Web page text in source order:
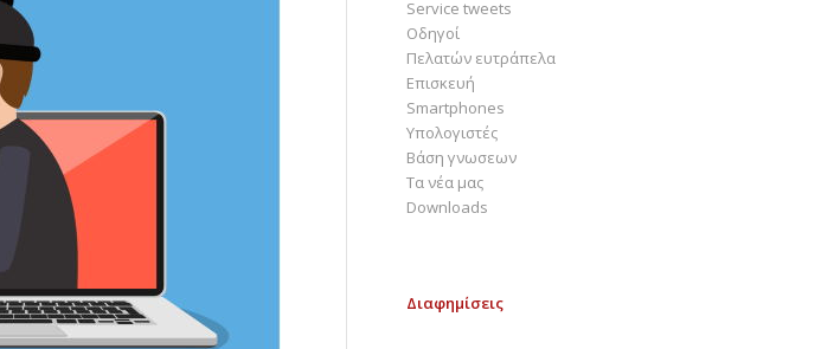
Service tweets
Οδηγοί
Πελατών ευτράπελα
Επισκευή
Smartphones
Υπολογιστές
Bάση γνωσεων
Τα νέα μας
Downloads
Διαφημίσεις